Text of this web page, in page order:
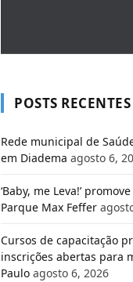
POSTS RECENTES
Rede municipal de
em Diadema agosto 6,
‘Baby, me Leva!’
Parque Max Feffer
Cursos de capacitação
inscrições abertas para
Paulo agosto 6, 2026